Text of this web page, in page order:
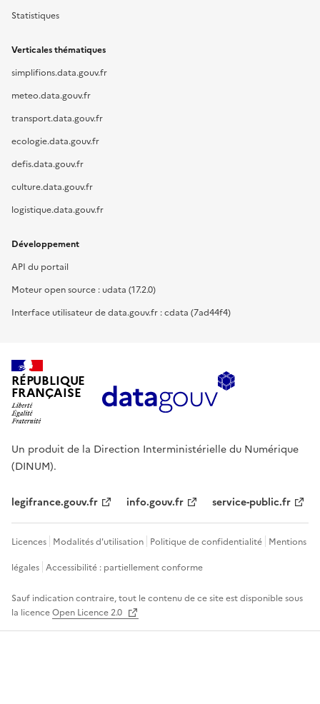
Statistiques
Verticales thématiques
simplifions.data.gouv.fr
meteo.data.gouv.fr
transport.data.gouv.fr
ecologie.data.gouv.fr
defis.data.gouv.fr
culture.data.gouv.fr
logistique.data.gouv.fr
Développement
API du portail
Moteur open source : udata (17.2.0)
Interface utilisateur de data.gouv.fr : cdata (7ad44f4)
RÉPUBLIQUE
FRANÇAISE
Un produit de la Direction Interministérielle du Numérique
(DINUM).
legifrance.gouv.fr info.gouv.fr service-public.fr
Licences Modalités d'utilisation Politique de confidentialité Mentions
légales Accessibilité : partiellement conforme
Sauf indication contraire, tout le contenu de ce site est disponible sous
la licenceOpen Licence 2.0